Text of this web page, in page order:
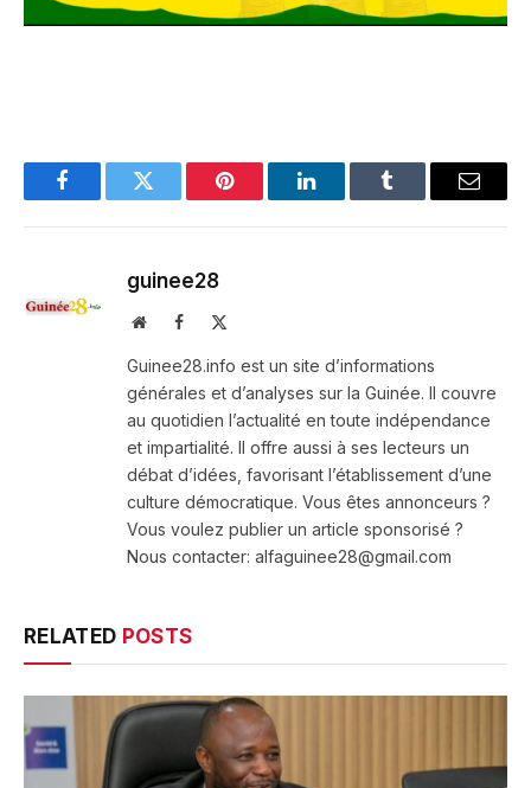
FacebookTwitter Pinterest LinkedInTumblr Email
guinee28
WebsiteFacebook
Guinee28.info est un site d’informations
générales et d’analyses sur la Guinée. Il couvre
au quotidien l’actualité en toute indépendance
et impartialité. Il offre aussi à ses lecteurs un
débat d’idées, favorisant l’établissement d’une
culture démocratique. Vous êtes annonceurs ?
Vous voulez publier un article sponsorisé ?
Nous contacter: alfaguinee28@gmail.com
RELATED POSTS